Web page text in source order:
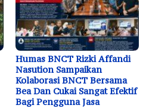
Humas BNCT Rizki Affandi
Nasution Sampaikan
Kolaborasi BNCT Bersama
Bea Dan Cukai Sangat Efektif
Bagi Pengguna Jasa